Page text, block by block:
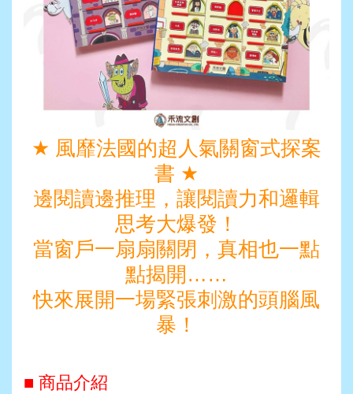
★ 風靡法國的超人氣關窗式探案
書 ★
邊閱讀邊推理，讓閱讀力和邏輯
思考大爆發！
當窗戶一扇扇關閉，真相也一點
點揭開……
快來展開一場緊張刺激的頭腦風
暴！
■ 商品介紹